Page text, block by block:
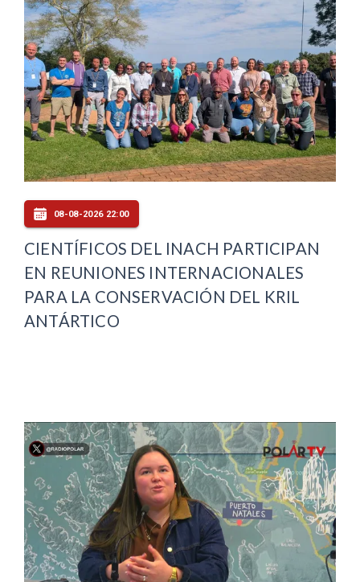
08-08-2026 22:00
CIENTÍFICOS DEL INACH PARTICIPAN
EN REUNIONES INTERNACIONALES
PARA LA CONSERVACIÓN DEL KRIL
ANTÁRTICO